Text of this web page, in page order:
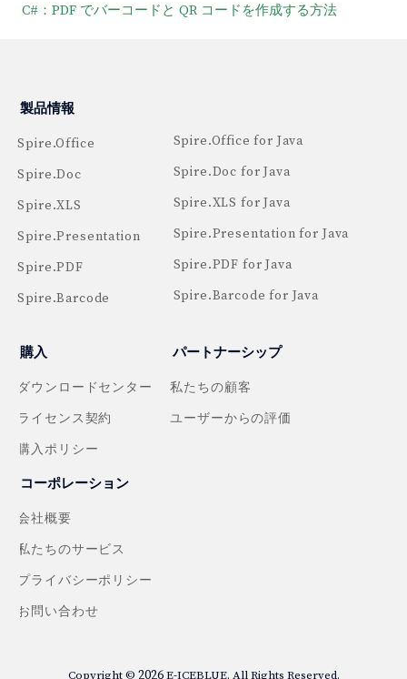
C#：PDF でバーコードと QR コードを作成する方法
製品情報
Spire.Office
Spire.Doc
Spire.XLS
Spire.Presentation
Spire.PDF
Spire.Barcode
Spire.Office for Java
Spire.Doc for Java
Spire.XLS for Java
Spire.Presentation for Java
Spire.PDF for Java
Spire.Barcode for Java
購入
ダウンロードセンター
ライセンス契約
購入ポリシー
パートナーシップ
私たちの顧客
ユーザーからの評価
コーポレーション
会社概要
私たちのサービス
プライバシーポリシー
お問い合わせ
Copyright © 2026E-ICEBLUE. All Rights Reserved.